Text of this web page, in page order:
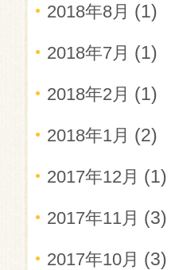
2018年8月 (1)
2018年7月 (1)
2018年2月 (1)
2018年1月 (2)
2017年12月 (1)
2017年11月 (3)
2017年10月 (3)